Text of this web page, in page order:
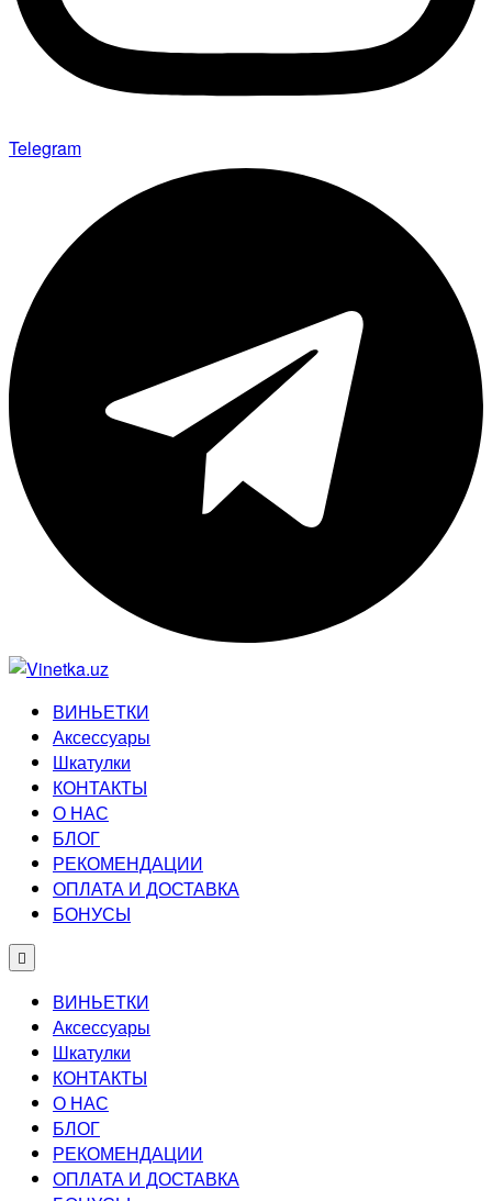
Telegram
ВИНЬЕТКИ
Аксессуары
Шкатулки
КОНТАКТЫ
О НАС
БЛОГ
РЕКОМЕНДАЦИИ
ОПЛАТА И ДОСТАВКА
БОНУСЫ
ВИНЬЕТКИ
Аксессуары
Шкатулки
КОНТАКТЫ
О НАС
БЛОГ
РЕКОМЕНДАЦИИ
ОПЛАТА И ДОСТАВКА